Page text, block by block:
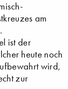
am
ist der
heute noch
wird,
zur